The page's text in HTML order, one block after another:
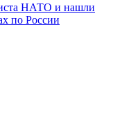
НАТО и нашли
по России